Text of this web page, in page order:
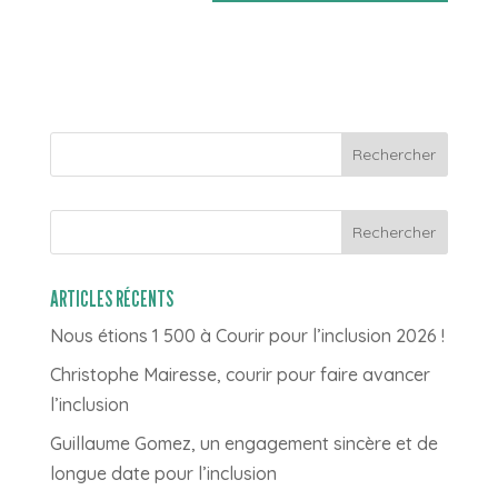
Rechercher
ARTICLES RÉCENTS
Nous étions 1 500 à Courir pour l’inclusion 2026 !
Christophe Mairesse, courir pour faire avancer
l’inclusion
Guillaume Gomez, un engagement sincère et de
longue date pour l’inclusion